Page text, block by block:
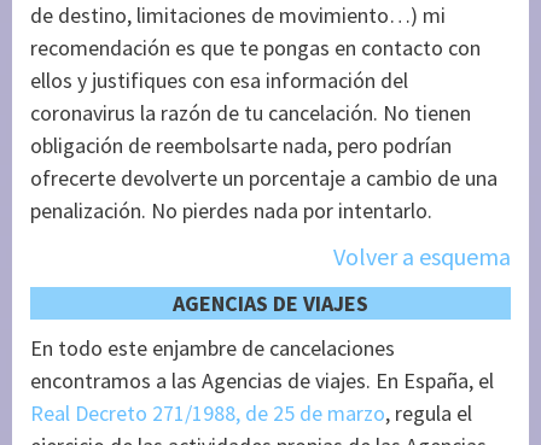
de destino, limitaciones de movimiento…) mi
recomendación es que te pongas en contacto con
ellos y justifiques con esa información del
coronavirus la razón de tu cancelación. No tienen
obligación de reembolsarte nada, pero podrían
ofrecerte devolverte un porcentaje a cambio de una
penalización. No pierdes nada por intentarlo.
Volver a esquema
AGENCIAS DE VIAJES
En todo este enjambre de cancelaciones
encontramos a las Agencias de viajes. En España, el
Real Decreto 271/1988, de 25 de marzo, regula el